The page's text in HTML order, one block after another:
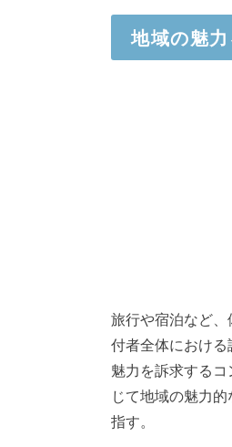
地域の魅力
旅行や宿泊など
付者全体におけ
魅力を訴求する
じて地域の魅力
指す。